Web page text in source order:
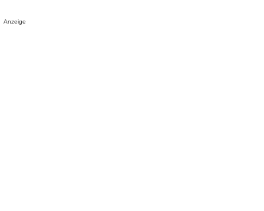
Anzeige